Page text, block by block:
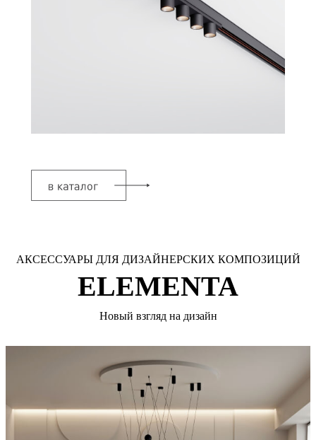
АКСЕССУАРЫ ДЛЯ ДИЗАЙНЕРСКИХ КОМПОЗИЦИЙ
ELEMENTA
Новый взгляд на дизайн